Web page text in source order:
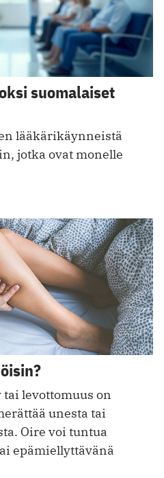
suomalaiset
lääkärikäynneistä
jotka ovat monelle
levottomuus on
unesta tai
Oire voi tuntua
epämiellyttävänä